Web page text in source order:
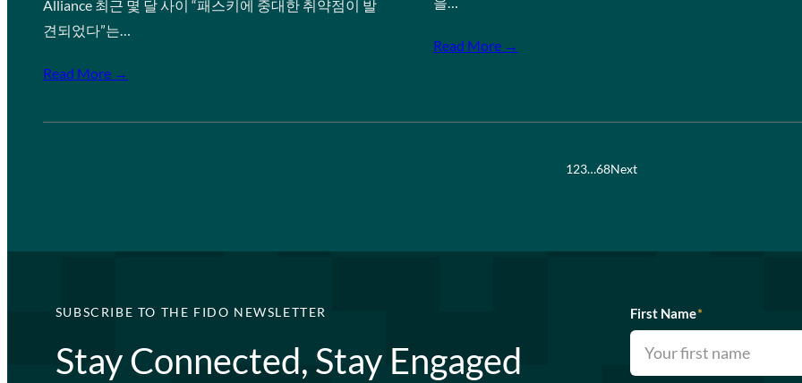
Alliance 최근 몇 달 사이 “패스키에 중대한 취약점이 발
견되었다”는…
Read More →
Read More →
123…68Next
SUBSCRIBE TO THE FIDO NEWSLETTER
Stay Connected, Stay Engaged
First Name*